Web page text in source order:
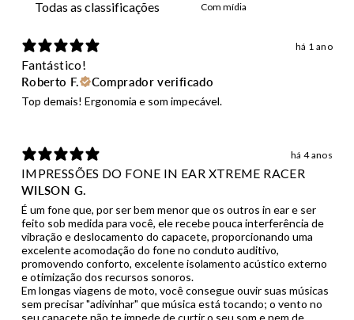
Com mídia
há 1 ano
Fantástico!
Roberto F. Comprador verificado
Top demais! Ergonomia e som impecável.
há 4 anos
IMPRESSÕES DO FONE IN EAR XTREME RACER
WILSON G.
É um fone que, por ser bem menor que os outros in ear e ser
feito sob medida para você, ele recebe pouca interferência de
vibração e deslocamento do capacete, proporcionando uma
excelente acomodação do fone no conduto auditivo,
promovendo conforto, excelente isolamento acústico externo
e otimização dos recursos sonoros.
Em longas viagens de moto, você consegue ouvir suas músicas
sem precisar "adivinhar" que música está tocando; o vento no